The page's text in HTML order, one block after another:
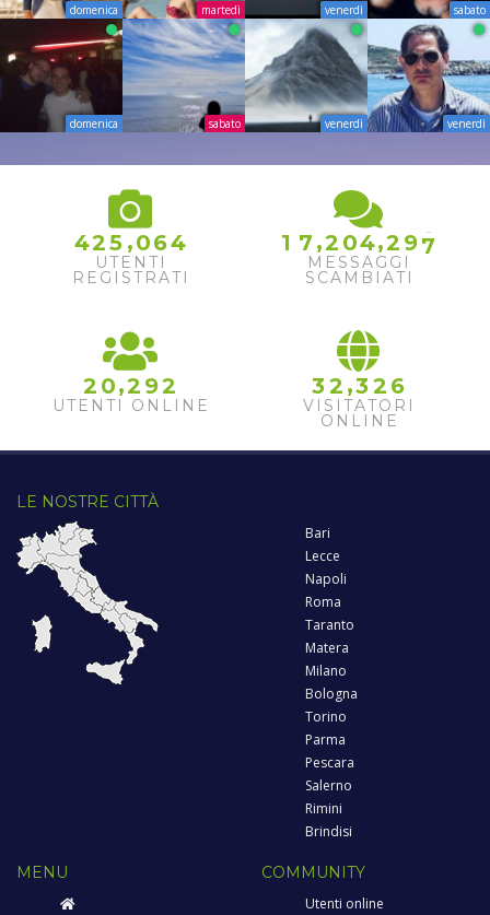
domenica martedì venerdì sabato
domenica sabato venerdì venerdì
425 ,064
UTENTI
REGISTRATI
1 7 ,2 04,2 97
MESSAGGI
SCAMBIATI
2 0,2 92
UTENTI ONLINE
32 ,32 6
VISITATORI
ONLINE
LE NOSTRE CITTÀ
Bari
Lecce
Napoli
Roma
Taranto
Matera
Milano
Bologna
Torino
Parma
Pescara
Salerno
Rimini
Brindisi
MENU COMMUNITY
Utenti online